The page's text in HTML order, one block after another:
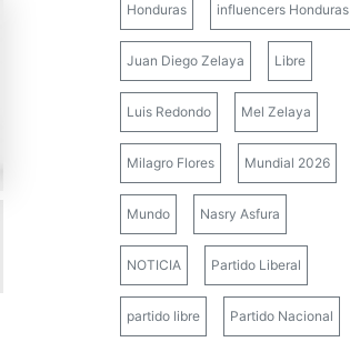
Honduras influencers Honduras
Juan Diego Zelaya Libre
Luis Redondo Mel Zelaya
Milagro Flores Mundial 2026
Mundo Nasry Asfura
NOTICIA Partido Liberal
partido libre Partido Nacional